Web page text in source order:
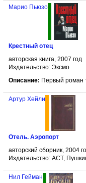
Марио Пьюзо
Крестный отец
авторская книга, 2007 год
Издательство: Эксмо
Описание: Первый роман
Артур Хейли
Отель. Аэропорт
авторский сборник, 2004
Издательство: АСТ,
Нил Гейман